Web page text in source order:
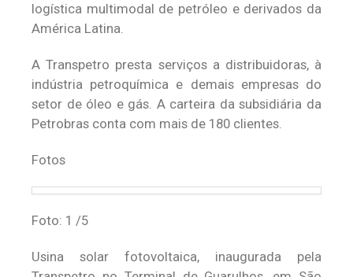
logística multimodal de petróleo e derivados da
América Latina.
A Transpetro presta serviços a distribuidoras, à
indústria petroquímica e demais empresas do
setor de óleo e gás. A carteira da subsidiária da
Petrobras conta com mais de 180 clientes.
Fotos
Foto: 1 /5
Usina solar fotovoltaica, inaugurada pela